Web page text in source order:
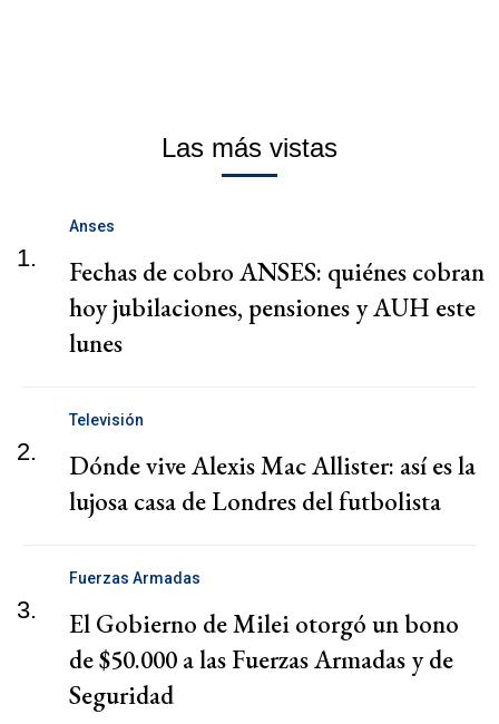
Las más vistas
1.
Anses
Fechas de cobro ANSES: quiénes cobran
hoy jubilaciones, pensiones y AUH este
lunes
2.
Televisión
Dónde vive Alexis Mac Allister: así es la
lujosa casa de Londres del futbolista
3.
Fuerzas Armadas
El Gobierno de Milei otorgó un bono
de $50.000 a las Fuerzas Armadas y de
Seguridad